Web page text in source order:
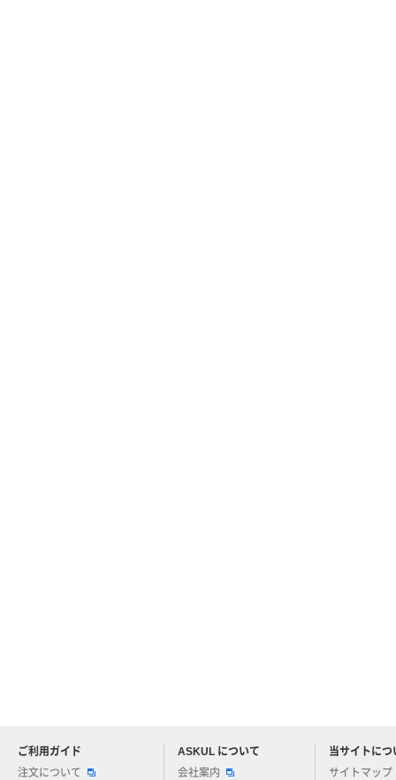
ご利用ガイド
注文について
ASKUL について
会社案内
当サイトにつ
サイトマップ
アスクルについてお気軽にご質問ください